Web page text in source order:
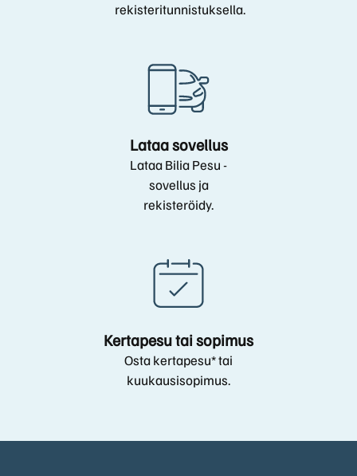
rekisteritunnistuksella.
Lataa sovellus
Lataa Bilia Pesu -
sovellus ja
rekisteröidy.
Kertapesu tai sopimus
Osta kertapesu* tai
kuukausisopimus.